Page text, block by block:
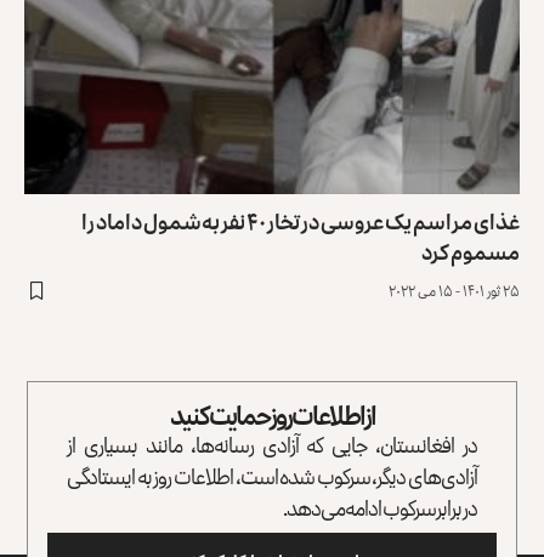
غذای مراسم یک عروسی در تخار ۴۰ نفر به‌شمول داماد را
مسموم کرد
۲۵ ثور ۱۴۰۱ - ۱۵ می ۲۰۲۲
از اطلاعات روز حمایت کنید
در افغانستان، جایی که آزادی رسانه‌ها، مانند بسیاری از
آزادی‌های دیگر، سرکوب شده است، اطلاعات روز به ایستادگی
در برابر سرکوب ادامه می‌دهد.